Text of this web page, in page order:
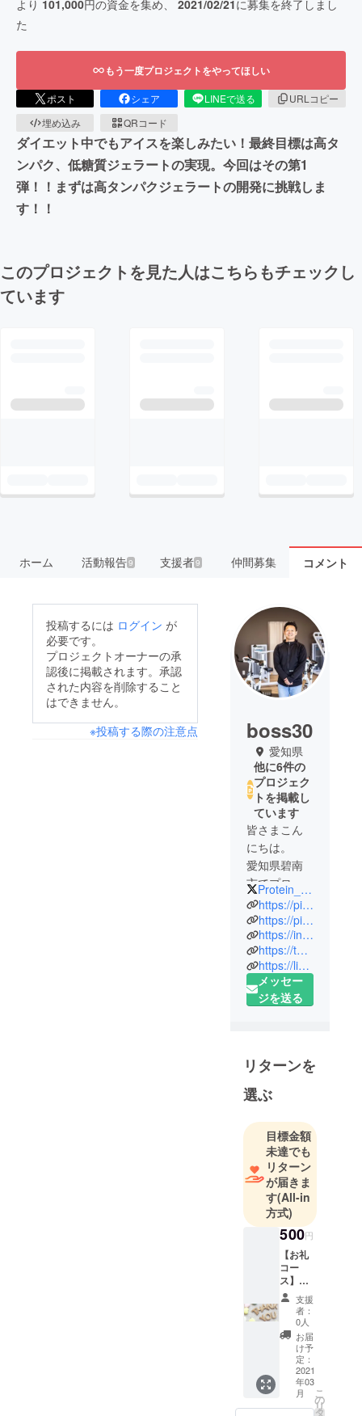
より 101,000円の資金を集め、 2021/02/21に募集を終了しまし
た
もう一度プロジェクトをやってほしい
ポスト シェア LINEで送る
URLコピー
埋め込み
QRコード
ダイエット中でもアイスを楽しみたい！最終目標は高タ
ンパク、低糖質ジェラートの実現。今回はその第1
弾！！まずは高タンパクジェラートの開発に挑戦しま
す！！
このプロジェクトを見た人はこちらもチェックし
ています
ホーム 活動報告9 支援者9 仲間募集 コメント
投稿するには ログイン が
必要です。
プロジェクトオーナーの承
認後に掲載されます。承認
された内容を削除すること
はできません。
※投稿する際の注意点
boss30
愛知県
他に6件の
プロジェク
トを掲載し
ています
皆さまこん
にちは。
愛知県碧南
市でプロテ
インアイス
を販売して
いる石川で
す。
子育て世代
の皆様を笑
顔にした
レスを軽減
し、ご家族
皆様の笑顔
という思い
で2019年に
子供と通え
るジムを創
業しまし
た。ジムの
経営が軌道
に乗った直
後、コロナ
ショックに
見舞われ売
上がゼロに
なり、打開
策を模索し
ていたとこ
ろ、ジムの
Protein_Ice_jp
https://piste.base.shop
https://piste-i.com
https://instagram.com/protein_ice.jp?igshid=YmMyMTA2M2Y=
https://twitter.com/protein_ice_jp?s=21&t=uNvCRKV7_CU0j0WxE3Dpkg
https://lin.ee/bYfQfDIP
メッセー
ジを送る
リターンを
選ぶ
目標金額
未達でも
リターン
が届きま
す(All-in
方式)
500円
【お礼
コー
ス】感
謝の
メール
を送付
させて
いただ
きま
す。ま
た愛知
県碧南
市のお
支援
者：
0人
お届
け予
定：
2021
年03
月
こ
の
リ
タ